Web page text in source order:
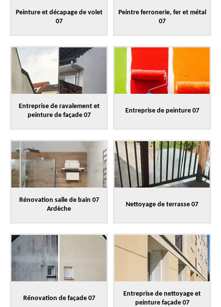
Peinture et décapage de volet
07
Peintre ferronerie, fer et métal
07
Entreprise de ravalement et
peinture de façade 07
Entreprise de peinture 07
Rénovation salle de bain 07
Ardèche
Nettoyage de terrasse 07
Rénovation de façade 07
Entreprise de nettoyage et
peinture façade 07